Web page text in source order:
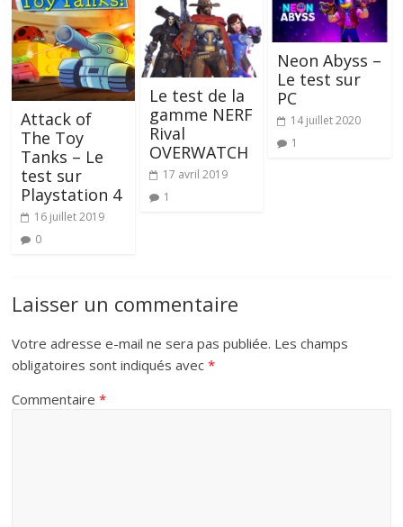
Attack of
The Toy
Tanks – Le
test sur
Playstation 4
16 juillet 2019
0
Le test de la
gamme NERF
Rival
OVERWATCH
17 avril 2019
1
Neon Abyss –
Le test sur
PC
14 juillet 2020
1
Laisser un commentaire
Votre adresse e-mail ne sera pas publiée. Les champs
obligatoires sont indiqués avec*
Commentaire*